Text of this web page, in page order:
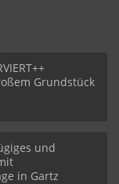
Grundstück
und
in Gartz